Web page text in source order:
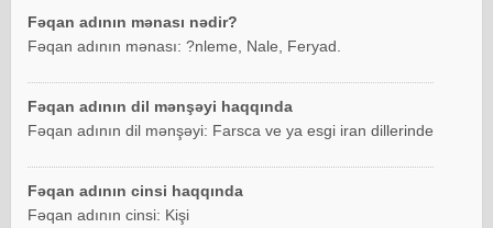
Fəqan adının mənası nədir?
Fəqan adının mənası: ?nleme, Nale, Feryad.
Fəqan adının dil mənşəyi haqqında
Fəqan adının dil mənşəyi: Farsca ve ya esgi iran dillerinde
Fəqan adının cinsi haqqında
Fəqan adının cinsi: Kişi